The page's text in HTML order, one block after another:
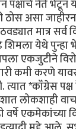
पक्षांचे नेते भेटून
ठोस असा
मात्र सर्व
येथे पुन्हा
एकजुटीने
कमी करणे
*कॉंग्रेस
लोकशाही
वर्षे